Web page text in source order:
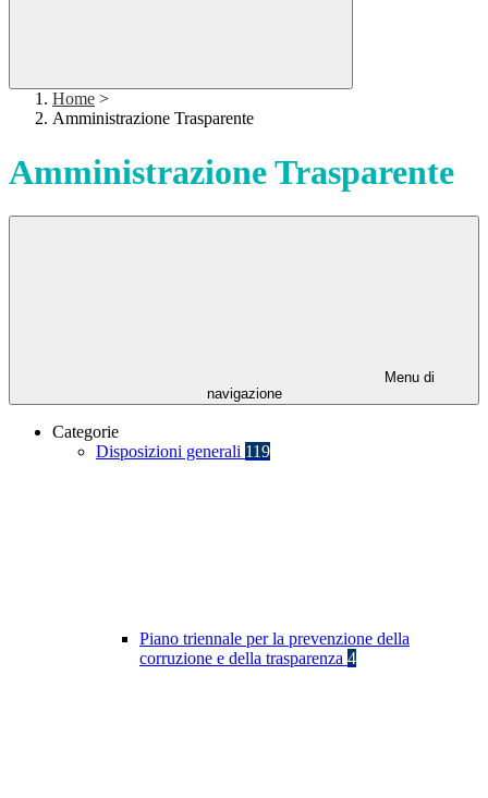
Home >
Amministrazione Trasparente
Amministrazione Trasparente
Menu di
navigazione
Categorie
Disposizioni generali 119
Piano triennale per la prevenzione della
corruzione e della trasparenza 4